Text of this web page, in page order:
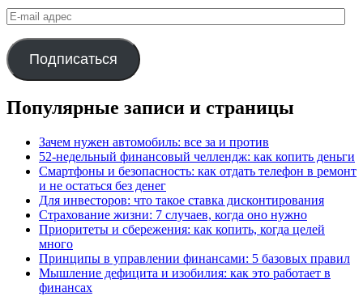
E-
mail
адрес
Подписаться
Популярные записи и страницы
Зачем нужен автомобиль: все за и против
52-недельный финансовый челлендж: как копить деньги
Смартфоны и безопасность: как отдать телефон в ремонт
и не остаться без денег
Для инвесторов: что такое ставка дисконтирования
Страхование жизни: 7 случаев, когда оно нужно
Приоритеты и сбережения: как копить, когда целей
много
Принципы в управлении финансами: 5 базовых правил
Мышление дефицита и изобилия: как это работает в
финансах